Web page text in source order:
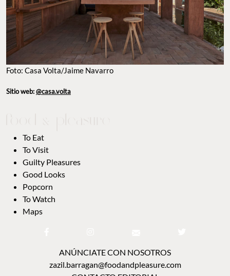
Foto: Casa Volta/Jaime Navarro
Sitio web:@casa.volta
To Eat
To Visit
Guilty Pleasures
Good Looks
Popcorn
To Watch
Maps
ANÚNCIATE CON NOSOTROS
zazil.barragan@foodandpleasure.com